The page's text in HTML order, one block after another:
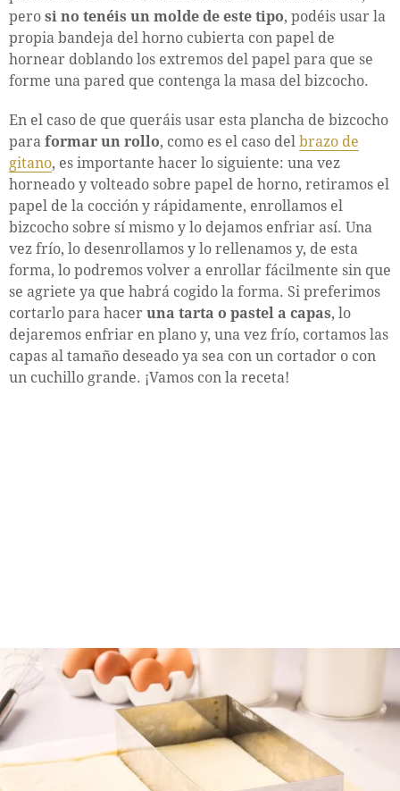
pero si no tenéis un molde de este tipo, podéis usar la
propia bandeja del horno cubierta con papel de
hornear doblando los extremos del papel para que se
forme una pared que contenga la masa del bizcocho.
En el caso de que queráis usar esta plancha de bizcocho
para formar un rollo, como es el caso del brazo de
gitano, es importante hacer lo siguiente: una vez
horneado y volteado sobre papel de horno, retiramos el
papel de la cocción y rápidamente, enrollamos el
bizcocho sobre sí mismo y lo dejamos enfriar así. Una
vez frío, lo desenrollamos y lo rellenamos y, de esta
forma, lo podremos volver a enrollar fácilmente sin que
se agriete ya que habrá cogido la forma. Si preferimos
cortarlo para hacer una tarta o pastel a capas, lo
dejaremos enfriar en plano y, una vez frío, cortamos las
capas al tamaño deseado ya sea con un cortador o con
un cuchillo grande. ¡Vamos con la receta!